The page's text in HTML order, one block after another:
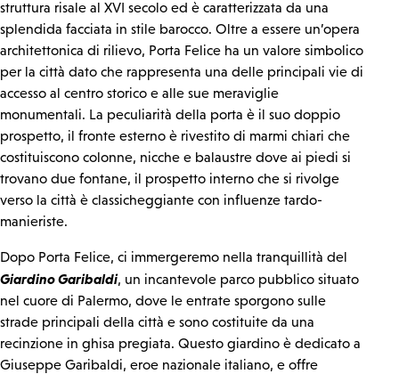
struttura risale al XVI secolo ed è caratterizzata da una
splendida facciata in stile barocco. Oltre a essere un’opera
architettonica di rilievo, Porta Felice ha un valore simbolico
per la città dato che rappresenta una delle principali vie di
accesso al centro storico e alle sue meraviglie
monumentali. La peculiarità della porta è il suo doppio
prospetto, il fronte esterno è rivestito di marmi chiari che
costituiscono colonne, nicche e balaustre dove ai piedi si
trovano due fontane, il prospetto interno che si rivolge
verso la città è classicheggiante con influenze tardo-
manieriste.
Dopo Porta Felice, ci immergeremo nella tranquillità del
Giardino Garibaldi, un incantevole parco pubblico situato
nel cuore di Palermo, dove le entrate sporgono sulle
strade principali della città e sono costituite da una
recinzione in ghisa pregiata. Questo giardino è dedicato a
Giuseppe Garibaldi, eroe nazionale italiano, e offre